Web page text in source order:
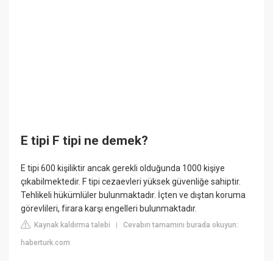
E tipi F tipi ne demek?
E tipi 600 kişiliktir ancak gerekli olduğunda 1000 kişiye
çıkabilmektedir. F tipi cezaevleri yüksek güvenliğe sahiptir.
Tehlikeli hükümlüler bulunmaktadır. İçten ve dıştan koruma
görevlileri, firara karşı engelleri bulunmaktadır.
Kaynak kaldırma talebi |Cevabın tamamını burada okuyun:
haberturk.com